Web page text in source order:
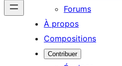
Forums
À propos
Compositions
Contribuer